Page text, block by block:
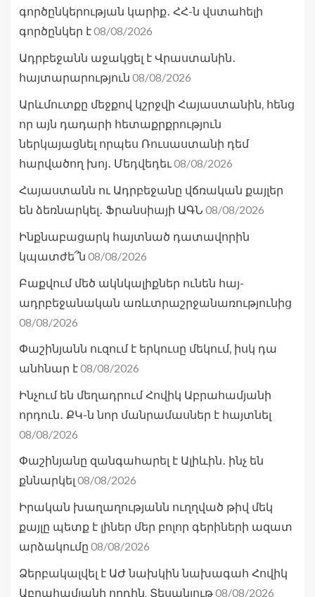
գործընկերության կարիք․ ՀՀ-ն վստահելի
գործընկեր է08/08/2026
Ադրբեջանն աջակցել է Վրաստանին․
հայտարարություն 08/08/2026
Արևմուտքը մեջքով կշրջվի Հայաստանին, հենց
որ այն դադարի հետաքրքրություն
ներկայացնել որպես Ռուսաստանի դեմ
հարվածող խոյ․ Մեդվեդեւ08/08/2026
Հայաստանն ու Ադրբեջանը վճռական քայլեր
են ձեռնարկել․ Ֆրանսիայի ԱԳՆ 08/08/2026
Ինքնաբացարկ հայտնած դատավորին
կպատժե՞ն 08/08/2026
Բաքվում մեծ ակնկալիքներ ունեն հայ-
ադրբեջանական առևտրաշրջանառությունից
08/08/2026
Փաշինյանն ուզում է երկուսը մեկում, իսկ դա
անհնար է08/08/2026
Ինչում են մեղադրում Հովիկ Աբրահամյանի
որդուն․ ՔԿ-ն նոր մանրամասներ է հայտնել
08/08/2026
Փաշինյանը զանգահարել է Ալիևին․ ինչ են
քննարկել 08/08/2026
Իրական խաղաղությանն ուղղված թիվ մեկ
քայլը պետք է լիներ մեր բոլոր գերիների ազատ
արձակումը 08/08/2026
Ձերբակալվել է ԱԺ նախկին նախագահ Հովիկ
Աբրահամյանի որդին. Տեսանյութ08/08/2026